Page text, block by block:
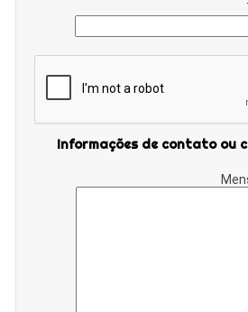
Informações de contato ou